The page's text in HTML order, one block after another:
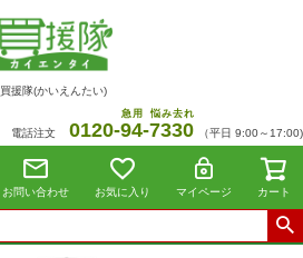
買援隊(かいえんたい)
電話注文 0120-94
急用
-7330
悩み去れ
（平日 9:00～17:00)
お問い合わせ お気に入り マイページ カート